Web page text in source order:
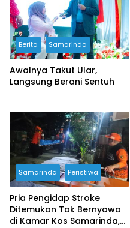
Berita Samarinda
Awalnya Takut Ular,
Langsung Berani Sentuh
Samarinda Peristiwa
Pria Pengidap Stroke
Ditemukan Tak Bernyawa
di Kamar Kos Samarinda,